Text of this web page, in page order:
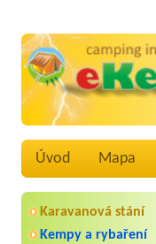
Úvod Mapa
Karavanová stání
Kempy a rybaření